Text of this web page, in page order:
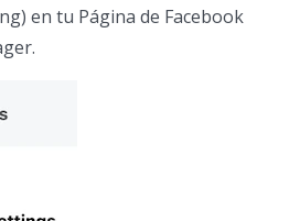
en tu Página de Facebook